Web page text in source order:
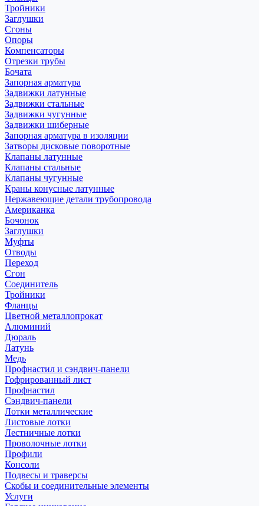
Тройники
Заглушки
Сгоны
Опоры
Компенсаторы
Отрезки трубы
Бочата
Запорная арматура
Задвижки латунные
Задвижки стальные
Задвижки чугунные
Задвижки шиберные
Запорная арматура в изоляции
Затворы дисковые поворотные
Клапаны латунные
Клапаны стальные
Клапаны чугунные
Краны конусные латунные
Нержавеющие детали трубопровода
Американка
Бочонок
Заглушки
Муфты
Отводы
Переход
Сгон
Соединитель
Тройники
Фланцы
Цветной металлопрокат
Алюминий
Дюраль
Латунь
Медь
Профнастил и сэндвич-панели
Гофрированный лист
Профнастил
Сэндвич-панели
Лотки металлические
Листовые лотки
Лестничные лотки
Проволочные лотки
Профили
Консоли
Подвесы и траверсы
Скобы и соединительные элементы
Услуги